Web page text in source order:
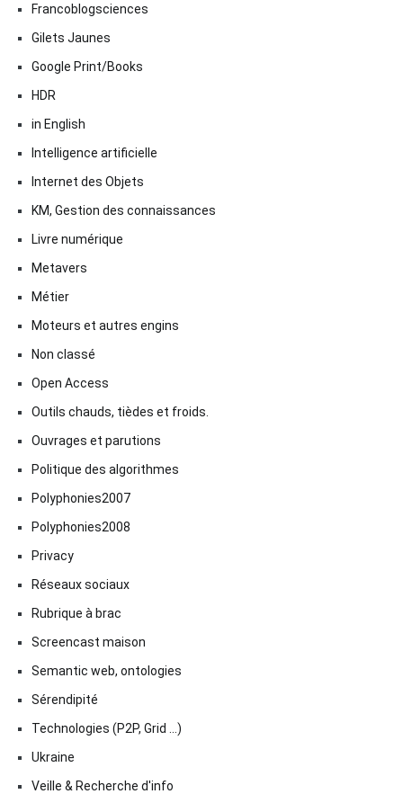
Francoblogsciences
Gilets Jaunes
Google Print/Books
HDR
in English
Intelligence artificielle
Internet des Objets
KM, Gestion des connaissances
Livre numérique
Metavers
Métier
Moteurs et autres engins
Non classé
Open Access
Outils chauds, tièdes et froids.
Ouvrages et parutions
Politique des algorithmes
Polyphonies2007
Polyphonies2008
Privacy
Réseaux sociaux
Rubrique à brac
Screencast maison
Semantic web, ontologies
Sérendipité
Technologies (P2P, Grid …)
Ukraine
Veille & Recherche d'info